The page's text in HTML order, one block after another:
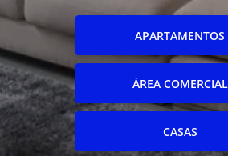
APARTAMENTOS
ÁREA COMERCIAL
CASAS